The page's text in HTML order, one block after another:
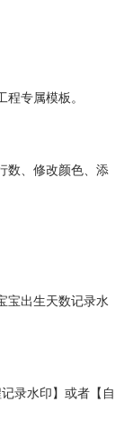
专属模板。
数、修改颜色、添
宝出生天数记录水
录水印】或者【自